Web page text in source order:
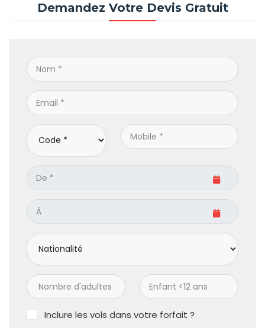
Demandez Votre Devis Gratuit
Inclure les vols dans votre forfait ?